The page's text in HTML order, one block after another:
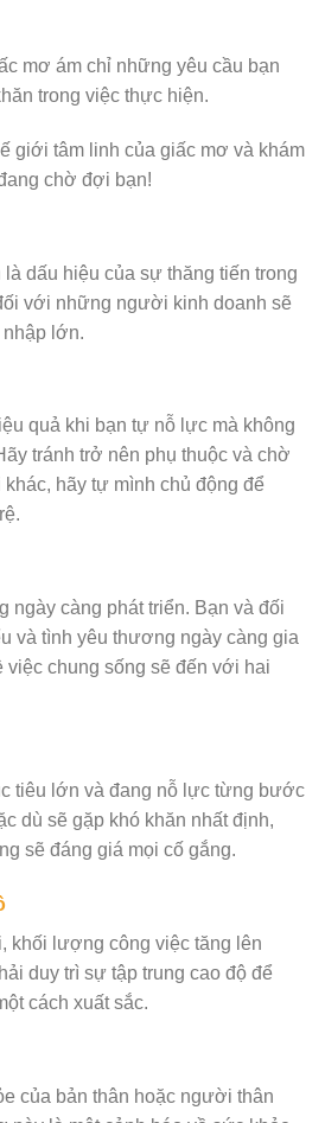
mơ ám chỉ những yêu cầu bạn
trong việc thực hiện.
giới tâm linh của giấc mơ và khám
chờ đợi bạn!
dấu hiệu của sự thăng tiến trong
với những người kinh doanh sẽ
lớn.
quả khi bạn tự nỗ lực mà không
tránh trở nên phụ thuộc và chờ
hãy tự mình chủ động để
ngày càng phát triển. Bạn và đối
và tình yêu thương ngày càng gia
việc chung sống sẽ đến với hai
tiêu lớn và đang nỗ lực từng bước
dù sẽ gặp khó khăn nhất định,
sẽ đáng giá mọi cố gắng.
khối lượng công việc tăng lên
duy trì sự tập trung cao độ để
cách xuất sắc.
của bản thân hoặc người thân